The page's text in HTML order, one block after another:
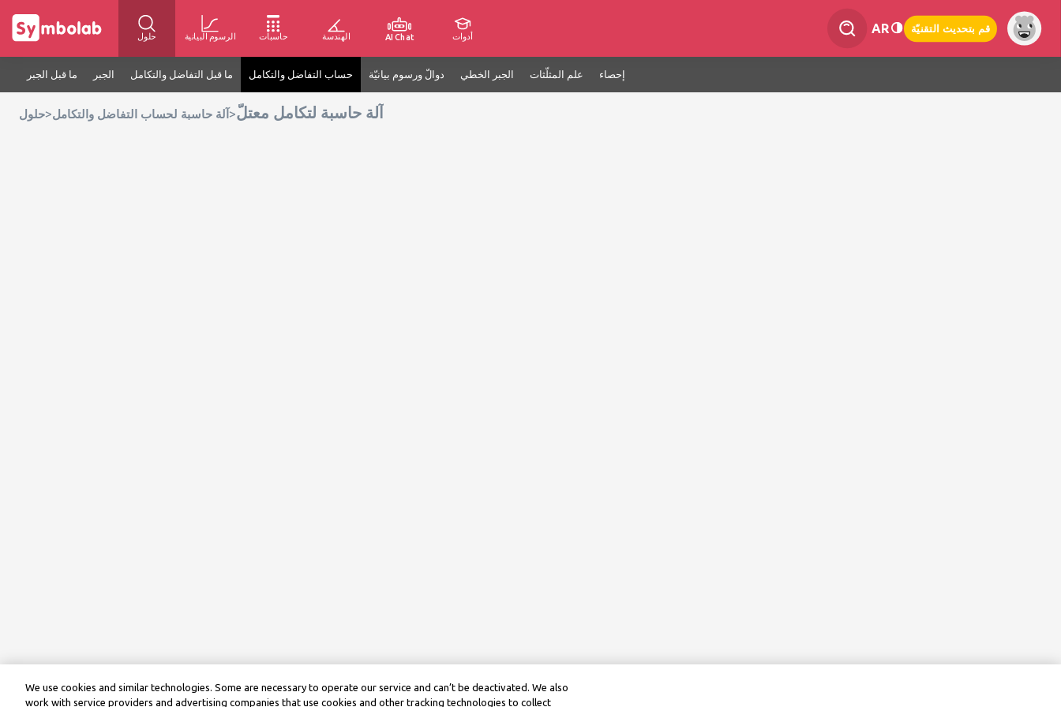
حلول الرسوم البيانية حاسبات الهندسة AI Chat أدوات
AR قم بتحديث التقنيّة
ما قبل الجبر الجبر ما قبل التفاضل والتكامل حساب التفاضل والتكامل دوالّ ورسوم بيانيّة الجبر الخطي علم المثلّثات إحصاء
حلول>آلة حاسبة لحساب التفاضل والتكامل >آلة حاسبة لتكامل معتلّ
We use cookies and similar technologies. Some are necessary to operate our service and can’t be deactivated. We also
work with service providers and advertising companies that use cookies and other tracking technologies to collect